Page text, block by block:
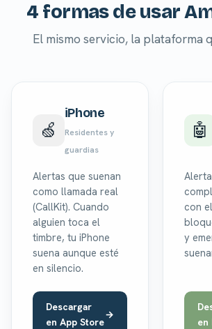
4 formas de usar
El mismo servicio, la plataforma
🍏
iPhone
Residentes y
guardias
Alertas que suenan
como llamada real
(CallKit). Cuando
alguien toca el
timbre, tu iPhone
suena aunque esté
en silencio.
Descargar
en App Store
🤖
con
y
en